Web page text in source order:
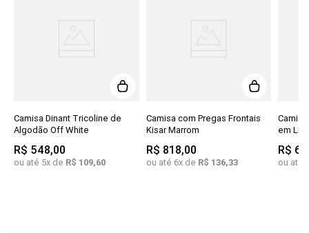
Camisa Dinant Tricoline de
Algodão Off White
R$ 548,00
ou até 5x de R$ 109,60
Camisa com Pregas Frontais
Kisar Marrom
R$ 818,00
ou até 6x de R$ 136,33
em
R$
ou até